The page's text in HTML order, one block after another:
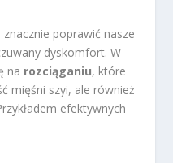
znacznie poprawić nasze
dyskomfort. W
na rozciąganiu, które
mięśni szyi, ale również
efektywnych